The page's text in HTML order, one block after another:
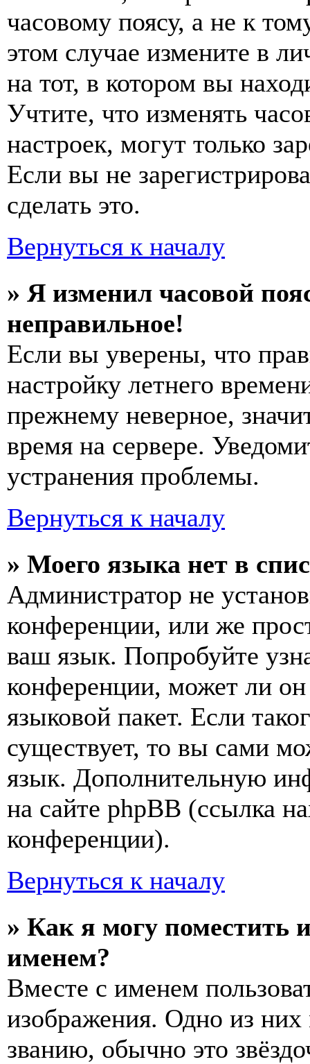
часовому поясу, а не к
этом случае измените в
на тот, в котором вы
Учтите, что изменять
настроек, могут только
Если вы не
сделать это.
Вернуться к началу
» Я изменил часовой
неправильное!
Если вы уверены, что
настройку летнего
прежнему неверное,
время на сервере.
устранения проблемы.
Вернуться к началу
» Моего языка нет в
Администратор не
конференции, или же
ваш язык. Попробуйте
конференции, может ли
языковой пакет. Если
существует, то вы сами
язык. Дополнительную
на сайте phpBB (ссылка
конференции).
Вернуться к началу
» Как я могу поместить
именем?
Вместе с именем
изображения. Одно из
званию, обычно это